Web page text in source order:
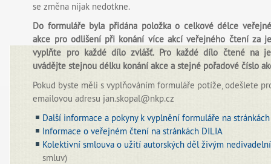
se změna nijak nedotkne.
Do formuláře byla přidána položka o celkové délce
akce pro odlišení při konání více akcí veřejného čtení za
vyplňte pro každé dílo zvlášť. Pro každé dílo čtené na
uvádějte stejnou délku konání akce a stejné pořadové číslo
Pokud byste měli s vyplňováním formuláře potíže, odešlete
emailovou adresu jan.skopal@nkp.cz
Další informace a pokyny k vyplnění formuláře na
Informace o veřejném čtení na stránkách DILIA
Kolektivní smlouva o užití autorských děl živým
smluv)